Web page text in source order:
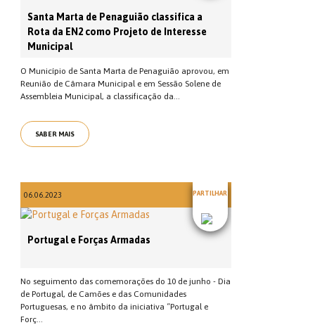
Santa Marta de Penaguião classifica a
Rota da EN2 como Projeto de Interesse
Municipal
O Município de Santa Marta de Penaguião aprovou, em
Reunião de Câmara Municipal e em Sessão Solene de
Assembleia Municipal, a classificação da...
SABER MAIS
06.06.2023 PARTILHAR
Portugal e Forças Armadas
No seguimento das comemorações do 10 de junho - Dia
de Portugal, de Camões e das Comunidades
Portuguesas, e no âmbito da iniciativa “Portugal e
Forç...